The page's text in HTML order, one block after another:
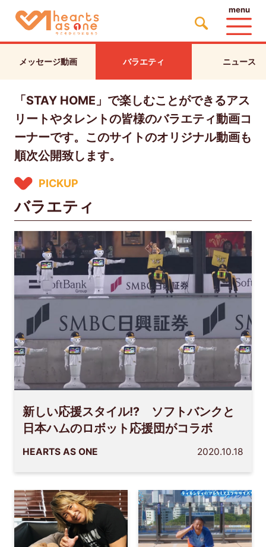
menu
メッセージ動画 バラエティ ニュース
「STAY HOME」で楽しむことができるアス
リートやタレントの皆様のバラエティ動画コ
ーナーです。このサイトのオリジナル動画も
順次公開致します。
PICKUP
バラエティ
新しい応援スタイル!? ソフトバンクと
日本ハムのロボット応援団がコラボ
HEARTS AS ONE 2020.10.18